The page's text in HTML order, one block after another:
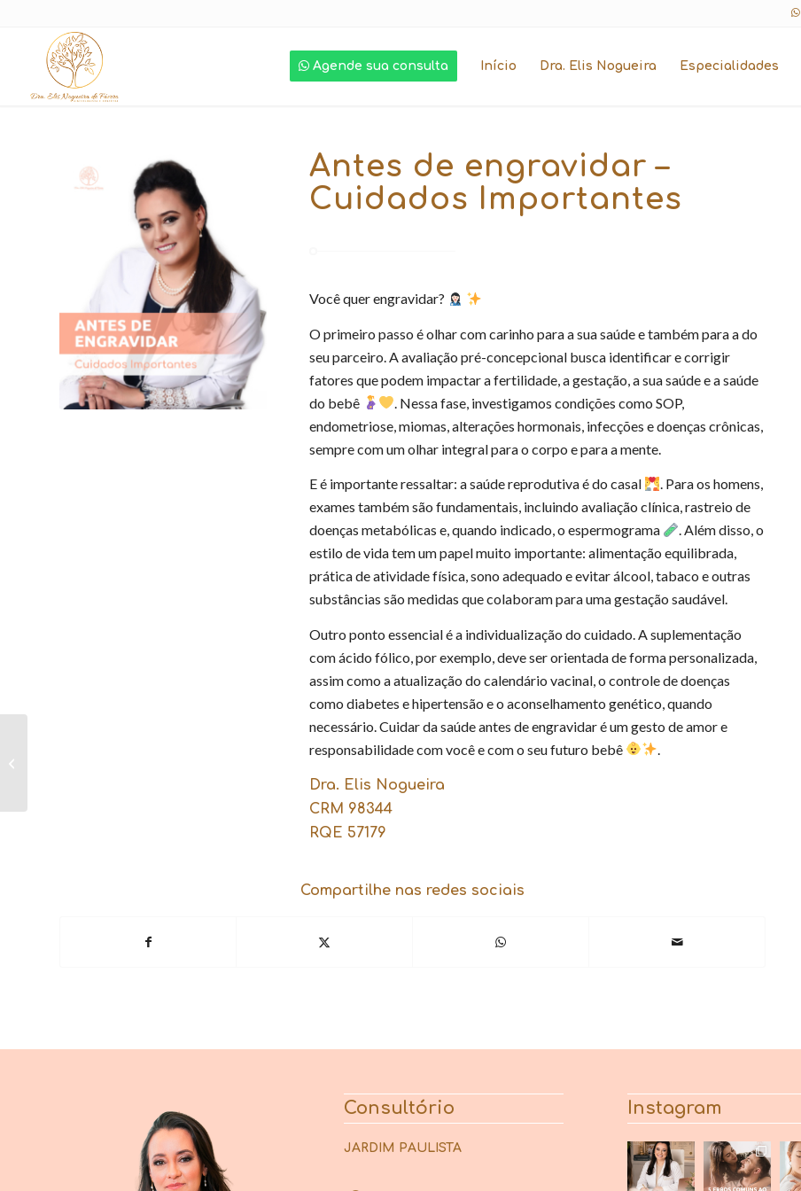
Agende sua consulta Início Dra. Elis Nogueira Especialidades
Antes de engravidar –
Cuidados Importantes
Você quer engravidar?
O primeiro passo é olhar com carinho para a sua saúde e também para a do
seu parceiro. A avaliação pré-concepcional busca identificar e corrigir
fatores que podem impactar a fertilidade, a gestação, a sua saúde e a saúde
do bebê
. Nessa fase, investigamos condições como SOP,
endometriose, miomas, alterações hormonais, infecções e doenças crônicas,
sempre com um olhar integral para o corpo e para a mente.
E é importante ressaltar: a saúde reprodutiva é do casal
. Para os homens,
exames também são fundamentais, incluindo avaliação clínica, rastreio de
doenças metabólicas e, quando indicado, o espermograma
. Além disso, o
estilo de vida tem um papel muito importante: alimentação equilibrada,
prática de atividade física, sono adequado e evitar álcool, tabaco e outras
substâncias são medidas que colaboram para uma gestação saudável.
Outro ponto essencial é a individualização do cuidado. A suplementação
com ácido fólico, por exemplo, deve ser orientada de forma personalizada,
assim como a atualização do calendário vacinal, o controle de doenças
como diabetes e hipertensão e o aconselhamento genético, quando
necessário. Cuidar da saúde antes de engravidar é um gesto de amor e
responsabilidade com você e com o seu futuro bebê
Dra. Elis Nogueira
CRM 98344
RQE 57179
Compartilhe nas redes sociais
Consultório
JARDIM PAULISTA
Instagram